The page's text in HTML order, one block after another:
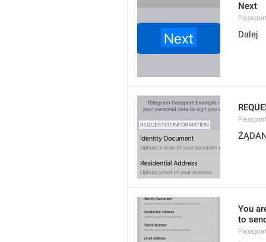
Next
Dalej
You
to